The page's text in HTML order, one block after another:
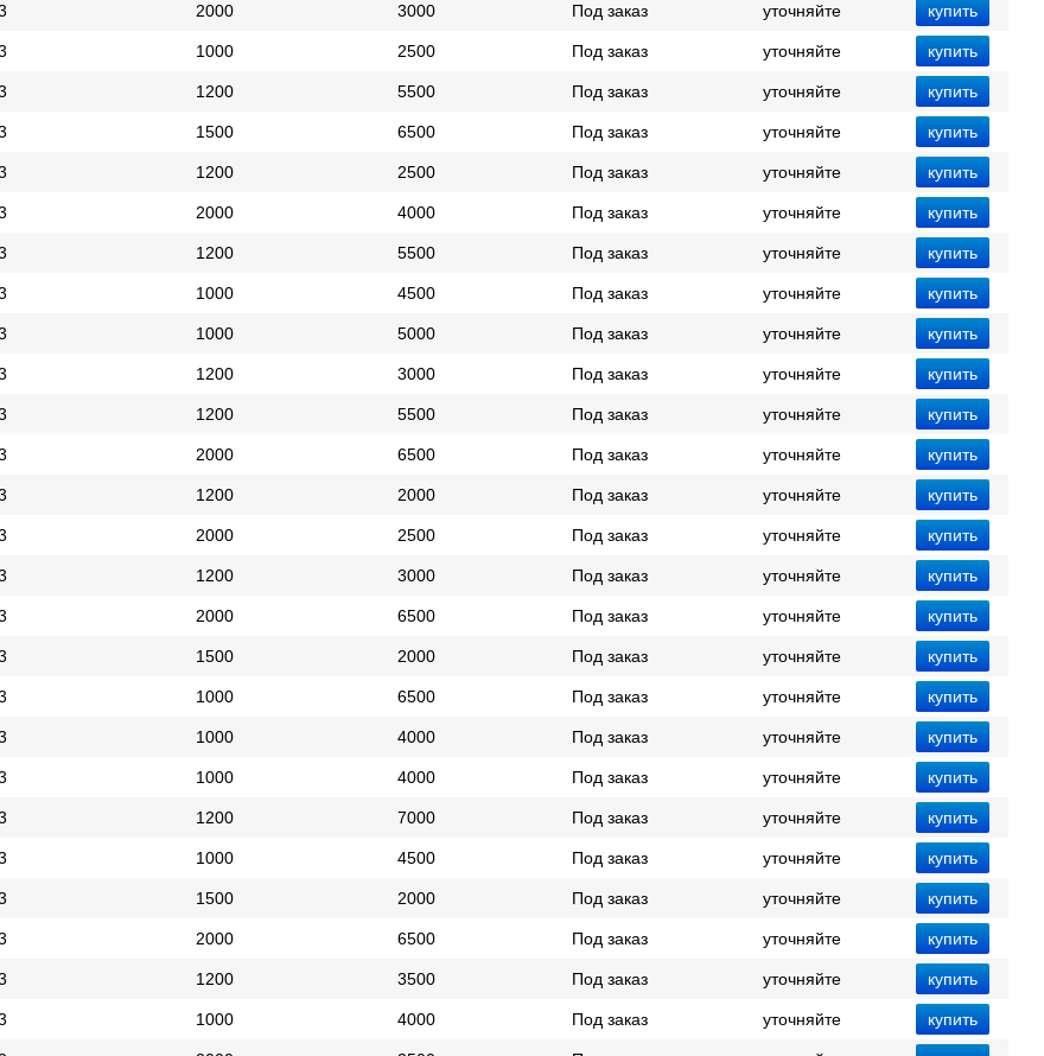
2000 3000 Под заказ уточняйте
1000 2500 Под заказ уточняйте
1200 5500 Под заказ уточняйте
1500 6500 Под заказ уточняйте
1200 2500 Под заказ уточняйте
2000 4000 Под заказ уточняйте
1200 5500 Под заказ уточняйте
1000 4500 Под заказ уточняйте
1000 5000 Под заказ уточняйте
1200 3000 Под заказ уточняйте
1200 5500 Под заказ уточняйте
2000 6500 Под заказ уточняйте
1200 2000 Под заказ уточняйте
2000 2500 Под заказ уточняйте
1200 3000 Под заказ уточняйте
2000 6500 Под заказ уточняйте
1500 2000 Под заказ уточняйте
1000 6500 Под заказ уточняйте
1000 4000 Под заказ уточняйте
1000 4000 Под заказ уточняйте
1200 7000 Под заказ уточняйте
1000 4500 Под заказ уточняйте
1500 2000 Под заказ уточняйте
2000 6500 Под заказ уточняйте
1200 3500 Под заказ уточняйте
1000 4000 Под заказ уточняйте